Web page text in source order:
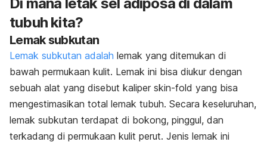
tubuh kita?
Lemak subkutan
Lemak subkutan adalah lemak yang ditemukan di
bawah permukaan kulit. Lemak ini bisa diukur dengan
sebuah alat yang disebut kaliper skin-fold yang bisa
mengestimasikan total lemak tubuh. Secara keseluruhan,
lemak subkutan terdapat di bokong, pinggul, dan
terkadang di permukaan kulit perut. Jenis lemak ini